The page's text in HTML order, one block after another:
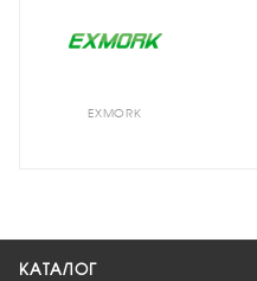
EXMORK
КАТАЛОГ